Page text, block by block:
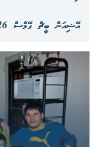
އޭޝިއަން ބީޗް ގޭމްސް 2026